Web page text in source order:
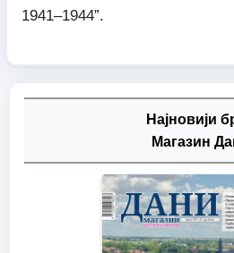
1941–1944”.
Најновији
Магазин